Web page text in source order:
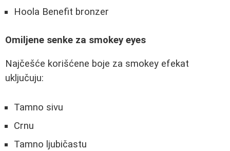
Hoola Benefit bronzer
Omiljene senke za smokey eyes
Najčešće korišćene boje za smokey efekat
uključuju:
Tamno sivu
Crnu
Tamno ljubičastu